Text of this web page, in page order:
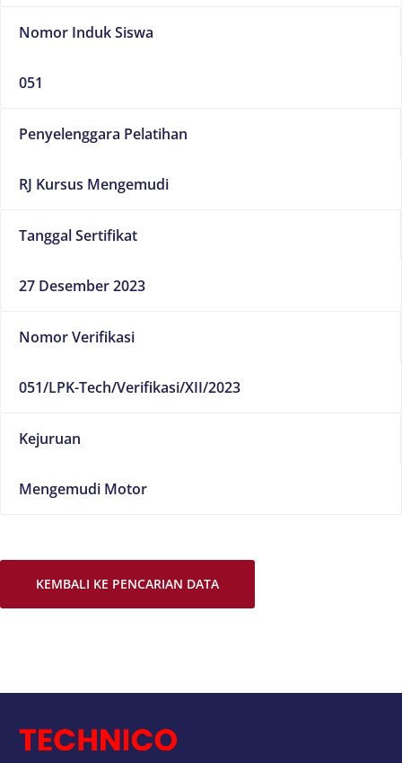
Nomor Induk Siswa
051
Penyelenggara Pelatihan
RJ Kursus Mengemudi
Tanggal Sertifikat
27 Desember 2023
Nomor Verifikasi
051/LPK-Tech/Verifikasi/XII/2023
Kejuruan
Mengemudi Motor
KEMBALI KE PENCARIAN DATA